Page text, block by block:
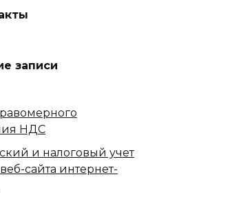
записи
НДС
и налоговый учет
сайта интернет-